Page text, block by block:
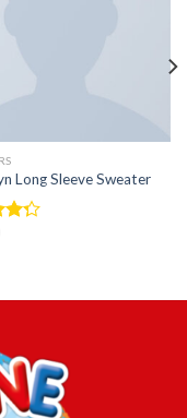
Long Sleeve Sweater